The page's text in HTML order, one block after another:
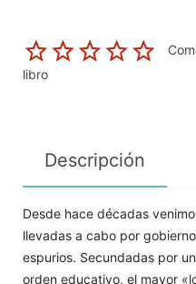
libro
Descripción
Desde hace décadas
llevadas a cabo por
espurios. Secundadas por
orden educativo, el mayor